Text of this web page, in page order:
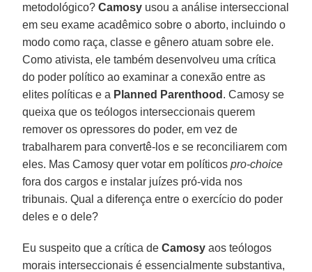
metodológico?Camosy usou a análise interseccional
em seu exame acadêmico sobre o aborto, incluindo o
modo como raça, classe e gênero atuam sobre ele.
Como ativista, ele também desenvolveu uma crítica
do poder político ao examinar a conexão entre as
elites políticas e a Planned Parenthood . Camosy se
queixa que os teólogos interseccionais querem
remover os opressores do poder, em vez de
trabalharem para convertê-los e se reconciliarem com
eles. Mas Camosy quer votar em políticospro-choice
fora dos cargos e instalar juízes pró-vida nos
tribunais. Qual a diferença entre o exercício do poder
deles e o dele?
Eu suspeito que a crítica deCamosy aos teólogos
morais interseccionais é essencialmente substantiva,